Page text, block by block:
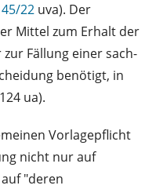
45/22 uva). Der
Mittel zum Erhalt der
Fällung einer sach-
benötigt, in
ua).
Vorlagepflicht
nicht nur auf
"deren